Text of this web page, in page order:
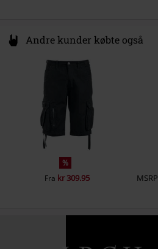
Andre kunder købte også
%
Fra kr 309.95 MSRP